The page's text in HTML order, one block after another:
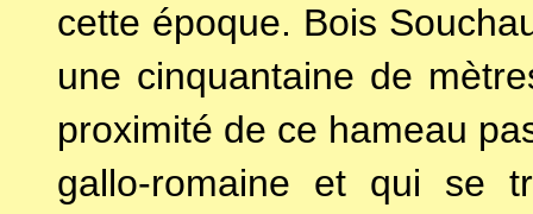
cette époque. Bois
une cinquantaine de
proximité de ce hameau
gallo-romaine et qui se